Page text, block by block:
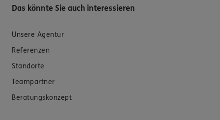
Das könnte Sie auch interessieren
Unsere Agentur
Referenzen
Standorte
Teampartner
Beratungskonzept